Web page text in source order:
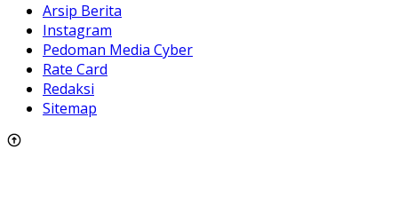
Arsip Berita
Instagram
Pedoman Media Cyber
Rate Card
Redaksi
Sitemap